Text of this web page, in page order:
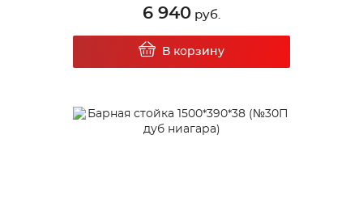
6 940 руб.
В корзину